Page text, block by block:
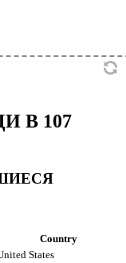
В 107
Country
States